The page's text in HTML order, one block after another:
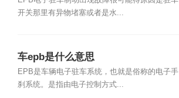
开关那里有异物堵塞或者是水...
车epb是什么意思
EPB是车辆电子驻车系统，也就是俗称的电子手
刹系统。是指由电子控制方式...